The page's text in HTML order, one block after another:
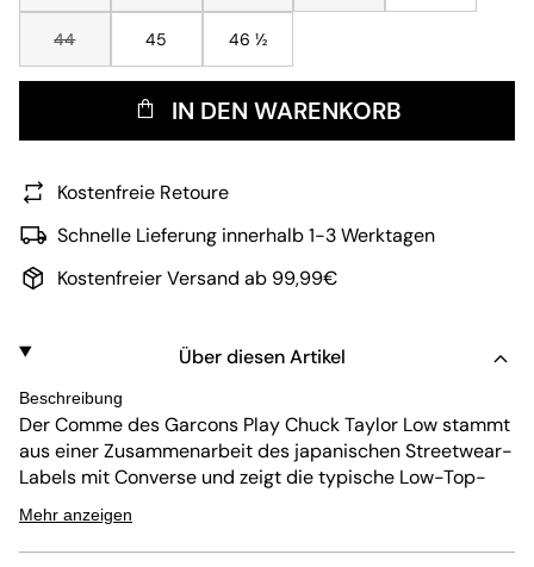
44 45 46 ½
IN DEN WARENKORB
Kostenfreie Retoure
Schnelle Lieferung innerhalb 1-3 Werktagen
Kostenfreier Versand ab 99,99€
Über diesen Artikel
Beschreibung
Der Comme des Garcons Play Chuck Taylor Low stammt
aus einer Zusammenarbeit des japanischen Streetwear-
Labels mit Converse und zeigt die typische Low-Top-
Silhouette mit einer Gummisohle. Das Obermaterial
besteht aus robustem weißem Canvas und wird durch
ein rotes Logo-Detail mit dem ikonischen Play Heart von
Mehr anzeigen